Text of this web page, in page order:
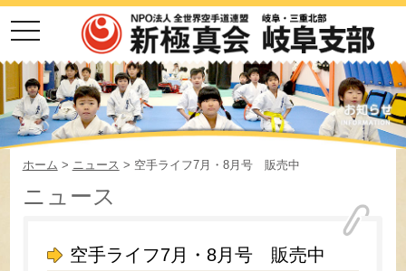
toggle
navigation
ホーム > ニュース > 空手ライフ7月・8月号 販売中
ニュース
空手ライフ7月・8月号 販売中